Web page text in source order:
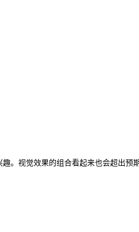
。视觉效果的组合看起来也会超出预